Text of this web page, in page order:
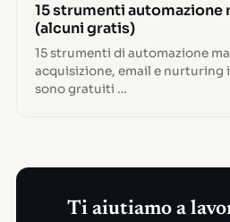
15 strumenti
(alcuni gratis)
15 strumenti di automazione
acquisizione, email e nurturing
sono gratuiti …
Ti aiutiamo a